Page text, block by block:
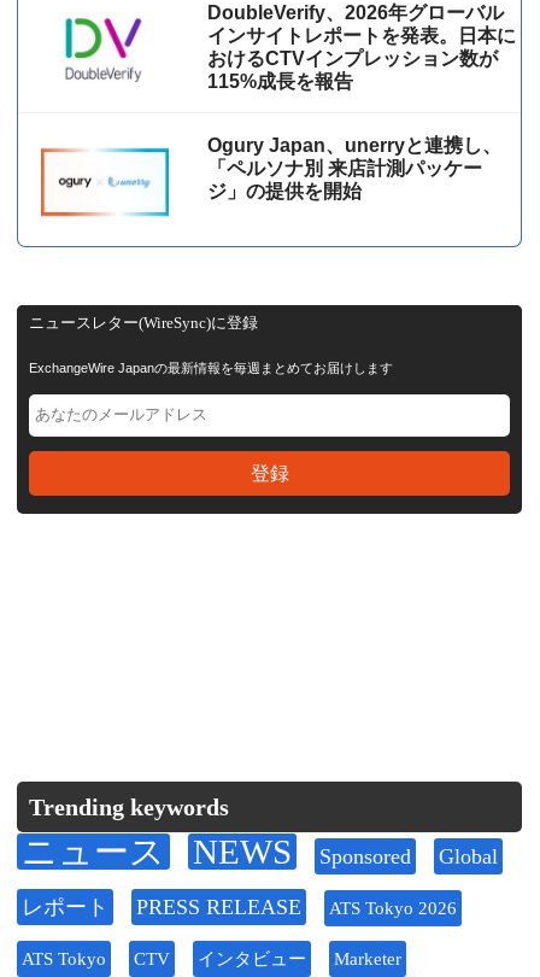
DoubleVerify、2026年グローバル
インサイトレポートを発表。日本に
おけるCTVインプレッション数が
115%成⻑を報告
Ogury Japan、unerryと連携し、
「ペルソナ別 来店計測パッケー
ジ」の提供を開始
ニュースレター(WireSync)に登録
ExchangeWire Japanの最新情報を毎週まとめてお届けします
Trending keywords
ニュース NEWS Sponsored Global
レポート PRESS RELEASE ATS Tokyo 2026
ATS Tokyo CTV インタビュー Marketer